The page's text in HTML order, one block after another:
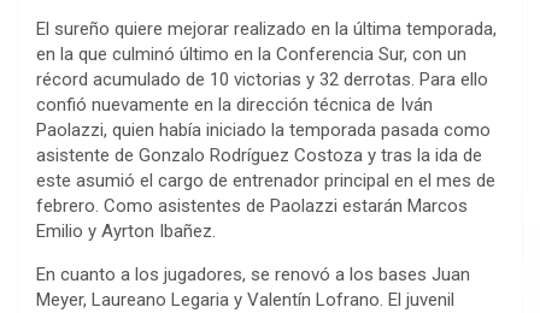
El sureño quiere mejorar realizado en la última temporada,
en la que culminó último en la Conferencia Sur, con un
récord acumulado de 10 victorias y 32 derrotas. Para ello
confió nuevamente en la dirección técnica de Iván
Paolazzi, quien había iniciado la temporada pasada como
asistente de Gonzalo Rodríguez Costoza y tras la ida de
este asumió el cargo de entrenador principal en el mes de
febrero. Como asistentes de Paolazzi estarán Marcos
Emilio y Ayrton Ibañez.
En cuanto a los jugadores, se renovó a los bases Juan
Meyer, Laureano Legaria y Valentín Lofrano. El juvenil